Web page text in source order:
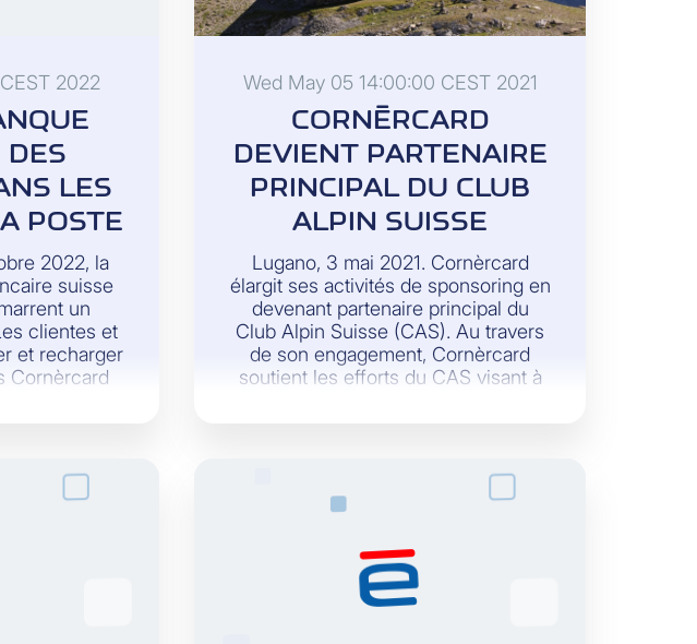
2022
DES
LES
POSTE
2022, la
suisse
un
clientes et
et recharger
Cornèrcard
filiales de la
Wed May 05 14:00:00 CEST 2021
CORNÈRCARD
DEVIENT PARTENAIRE
PRINCIPAL DU CLUB
ALPIN SUISSE
Lugano, 3 mai 2021. Cornèrcard
élargit ses activités de sponsoring en
devenant partenaire principal du
Club Alpin Suisse (CAS). Au travers
de son engagement, Cornèrcard
soutient les efforts du CAS visant à
ont la possibilité de bénéficier
d’offres non seulement
avantageuses, mais qui génèrent